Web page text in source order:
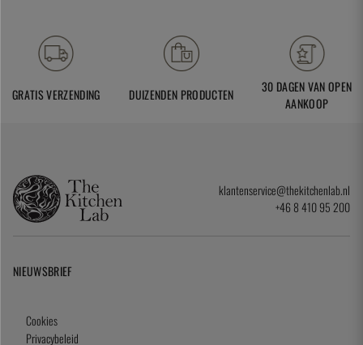
GRATIS VERZENDING DUIZENDEN PRODUCTEN
30 DAGEN VAN OPEN
AANKOOP
klantenservice@thekitchenlab.nl
+46 8 410 95 200
NIEUWSBRIEF
Cookies
Privacybeleid